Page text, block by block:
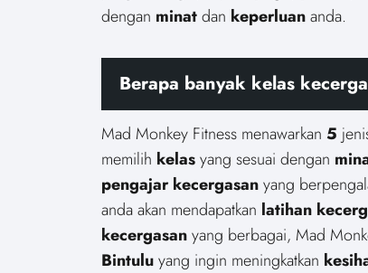
dengan minatdan keperluananda.
Berapa banyak kelas
Mad Monkey Fitness menawarkan 5
memilih kelasyang sesuai dengan
pengajar kecergasanyang
anda akan mendapatkan latihan
kecergasanyang berbagai, Mad
Bintuluyang ingin meningkatkan